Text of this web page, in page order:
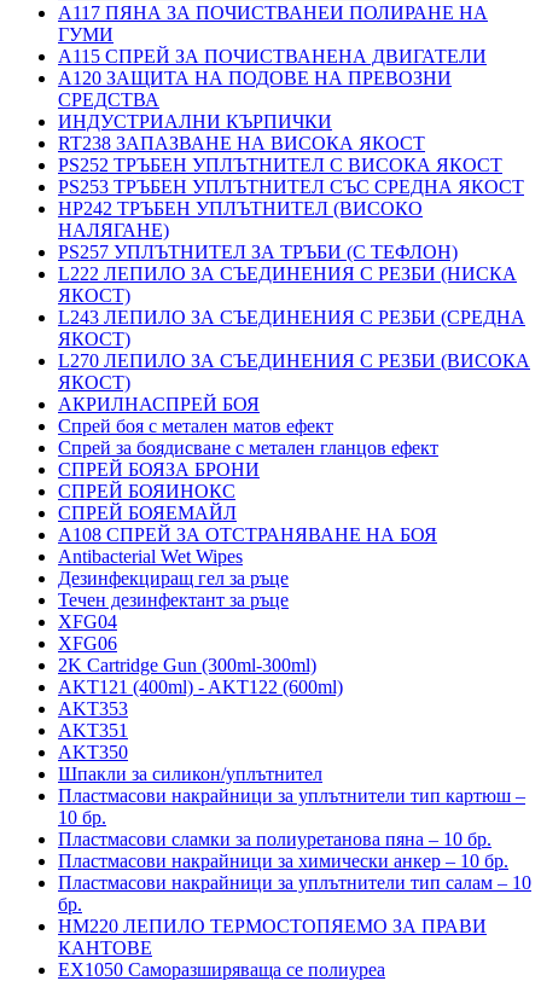
A117 ПЯНА ЗА ПОЧИСТВАНЕИ ПОЛИРАНЕ НА
ГУМИ
A115 СПРЕЙ ЗА ПОЧИСТВАНЕНА ДВИГАТЕЛИ
A120 ЗАЩИТА НА ПОДОВЕ НА ПРЕВОЗНИ
СРЕДСТВА
ИНДУСТРИАЛНИ КЪРПИЧКИ
RT238 ЗАПАЗВАНЕ НА ВИСОКА ЯКОСТ
PS252 ТРЪБЕН УПЛЪТНИТЕЛ С ВИСОКА ЯКОСТ
PS253 ТРЪБЕН УПЛЪТНИТЕЛ СЪС СРЕДНА ЯКОСТ
HP242 ТРЪБЕН УПЛЪТНИТЕЛ (ВИСОКО
НАЛЯГАНЕ)
PS257 УПЛЪТНИТЕЛ ЗА ТРЪБИ (С ТЕФЛОН)
L222 ЛЕПИЛО ЗА СЪЕДИНЕНИЯ С РЕЗБИ (НИСКА
ЯКОСТ)
L243 ЛЕПИЛО ЗА СЪЕДИНЕНИЯ С РЕЗБИ (СРЕДНА
ЯКОСТ)
L270 ЛЕПИЛО ЗА СЪЕДИНЕНИЯ С РЕЗБИ (ВИСОКА
ЯКОСТ)
АКРИЛНАСПРЕЙ БОЯ
Спрей боя с метален матов ефект
Спрей за боядисване с метален гланцов ефект
СПРЕЙ БОЯЗА БРОНИ
СПРЕЙ БОЯИНОКС
СПРЕЙ БОЯЕМАЙЛ
A108 СПРЕЙ ЗА ОТСТРАНЯВАНЕ НА БОЯ
Antibacterial Wet Wipes
Дезинфекциращ гел за ръце
Течен дезинфектант за ръце
XFG04
XFG06
2K Cartridge Gun (300ml-300ml)
AKT121 (400ml) - AKT122 (600ml)
AKT353
AKT351
AKT350
Шпакли за силикон/уплътнител
Пластмасови накрайници за уплътнители тип картюш –
10 бр.
Пластмасови сламки за полиуретанова пяна – 10 бр.
Пластмасови накрайници за химически анкер – 10 бр.
Пластмасови накрайници за уплътнители тип салам – 10
бр.
HM220 ЛЕПИЛО ТЕРМОСТОПЯЕМО ЗА ПРАВИ
КАНТОВЕ
EX1050 Саморазширяваща се полиуреа